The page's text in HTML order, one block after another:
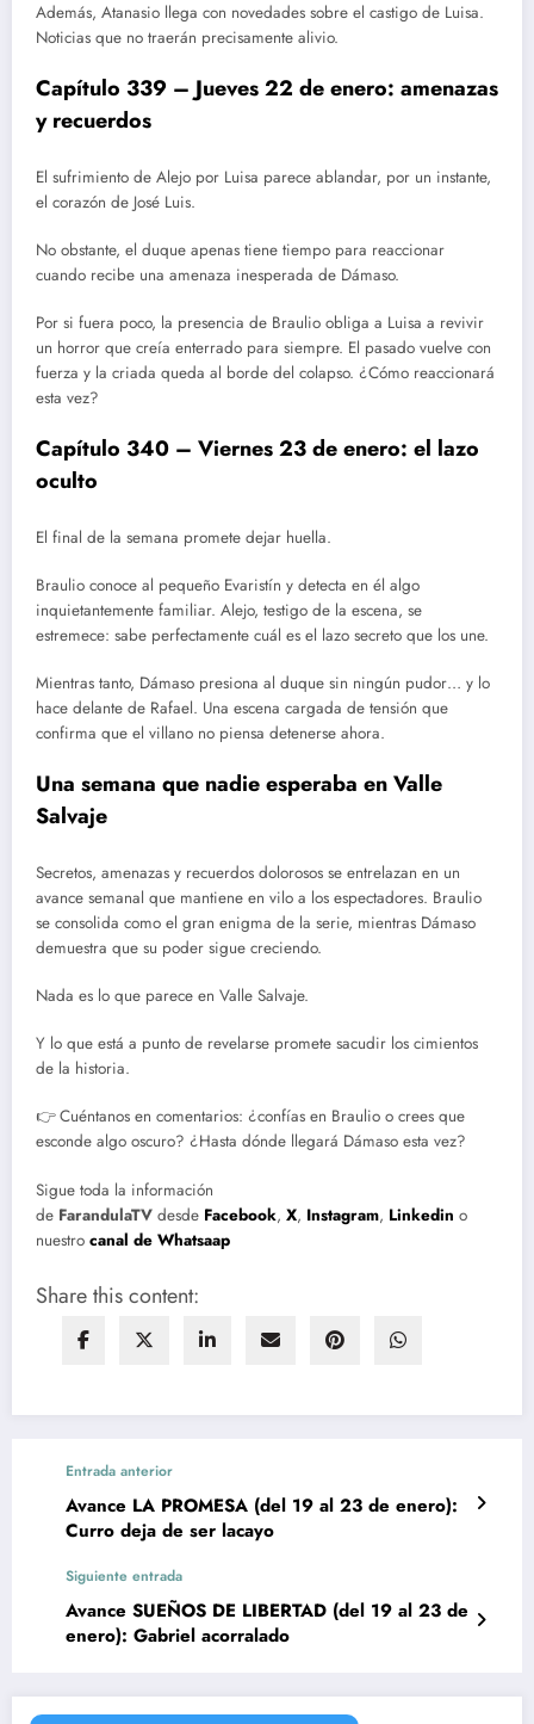
Además, Atanasio llega con novedades sobre el castigo de Luisa.
Noticias que no traerán precisamente alivio.
Capítulo 339 – Jueves 22 de enero: amenazas
y recuerdos
El sufrimiento de Alejo por Luisa parece ablandar, por un instante,
el corazón de José Luis.
No obstante, el duque apenas tiene tiempo para reaccionar
cuando recibe una amenaza inesperada de Dámaso.
Por si fuera poco, la presencia de Braulio obliga a Luisa a revivir
un horror que creía enterrado para siempre. El pasado vuelve con
fuerza y la criada queda al borde del colapso. ¿Cómo reaccionará
esta vez?
Capítulo 340 – Viernes 23 de enero: el lazo
oculto
El final de la semana promete dejar huella.
Braulio conoce al pequeño Evaristín y detecta en él algo
inquietantemente familiar. Alejo, testigo de la escena, se
estremece: sabe perfectamente cuál es el lazo secreto que los une.
Mientras tanto, Dámaso presiona al duque sin ningún pudor… y lo
hace delante de Rafael. Una escena cargada de tensión que
confirma que el villano no piensa detenerse ahora.
Una semana que nadie esperaba en Valle
Salvaje
Secretos, amenazas y recuerdos dolorosos se entrelazan en un
avance semanal que mantiene en vilo a los espectadores. Braulio
se consolida como el gran enigma de la serie, mientras Dámaso
demuestra que su poder sigue creciendo.
Nada es lo que parece en Valle Salvaje.
Y lo que está a punto de revelarse promete sacudir los cimientos
de la historia.
👉 Cuéntanos en comentarios: ¿confías en Braulio o crees que
esconde algo oscuro? ¿Hasta dónde llegará Dámaso esta vez?
Sigue toda la información
de FarandulaTV desde Facebook, X, Instagram, Linkedin o
nuestro canal de Whatsaap
Share this content:
Entrada anterior
Avance LA PROMESA (del 19 al 23 de enero):
Curro deja de ser lacayo
Siguiente entrada
Avance SUEÑOS DE LIBERTAD (del 19 al 23 de
enero): Gabriel acorralado